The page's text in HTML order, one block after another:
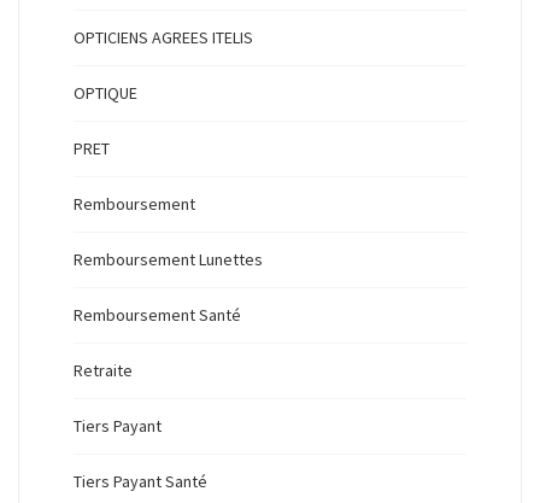
OPTICIENS AGREES ITELIS
OPTIQUE
PRET
Remboursement
Remboursement Lunettes
Remboursement Santé
Retraite
Tiers Payant
Tiers Payant Santé